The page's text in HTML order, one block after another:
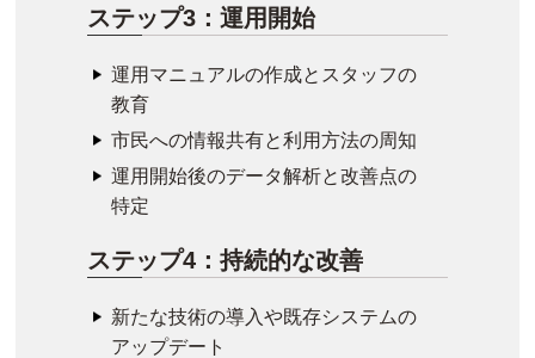
ステップ3：運用開始
運用マニュアルの作成とスタッフの
教育
市民への情報共有と利用方法の周知
運用開始後のデータ解析と改善点の
特定
ステップ4：持続的な改善
新たな技術の導入や既存システムの
アップデート